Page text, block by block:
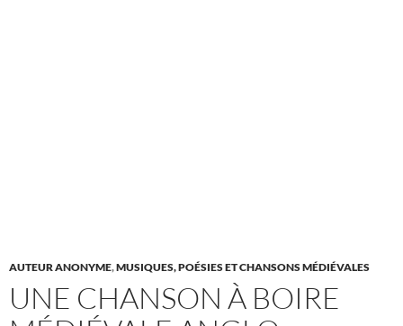
AUTEUR ANONYME,MUSIQUES, POÉSIES ET CHANSONS MÉDIÉVALES
UNE CHANSON À BOIRE